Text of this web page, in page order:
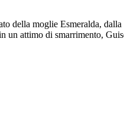
della moglie Esmeralda, dalla
un attimo di smarrimento,